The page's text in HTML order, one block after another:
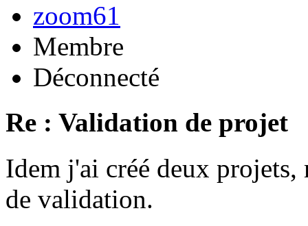
zoom61
Membre
Déconnecté
Re : Validation de projet
Idem j'ai créé deux
de validation.